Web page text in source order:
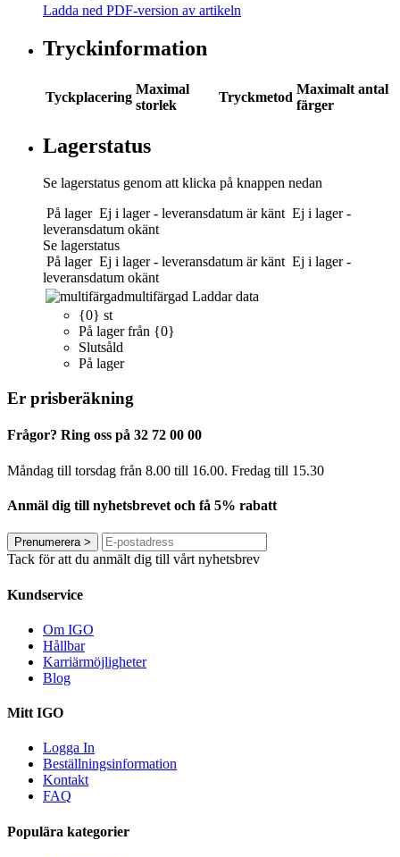
Ladda ned PDF-version av artikeln
Tryckinformation
Tyckplacering
Maximal
storlek
Tryckmetod
Maximalt antal
färger
Lagerstatus
Se lagerstatus genom att klicka på knappen nedan
På lager Ej i lager - leveransdatum är känt Ej i lager -
leveransdatum okänt
Se lagerstatus
På lager Ej i lager - leveransdatum är känt Ej i lager -
leveransdatum okänt
multifärgad Laddar data
{0} st
På lager från {0}
Slutsåld
På lager
Er prisberäkning
Frågor? Ring oss på 32 72 00 00
Måndag till torsdag från 8.00 till 16.00. Fredag ​​till 15.30
Anmäl dig till nyhetsbrevet och få 5% rabatt
Prenumerera>
Tack för att du anmält dig till vårt nyhetsbrev
Kundservice
Om IGO
Hållbar
Karriärmöjligheter
Blog
Mitt IGO
Logga In
Beställningsinformation
Kontakt
FAQ
Populära kategorier